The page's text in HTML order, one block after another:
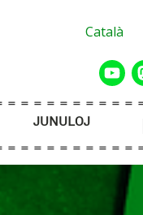
Català
JUNULOJ